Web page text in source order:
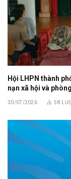
Hội LHPN thành
nạn xã hội và
30/07/2026 58